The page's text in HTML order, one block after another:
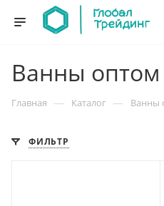
Ванны оптом
Главная — Каталог — Ванны
ФИЛЬТР